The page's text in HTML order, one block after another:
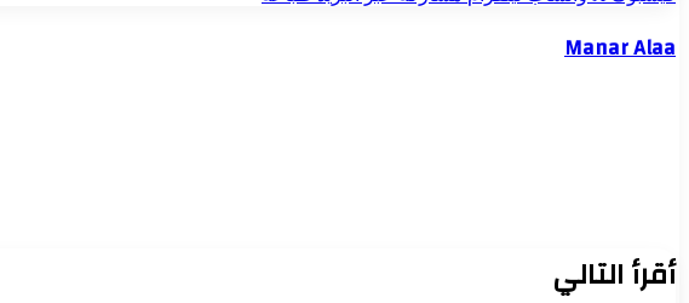
Manar Alaa
أقرأ التالي